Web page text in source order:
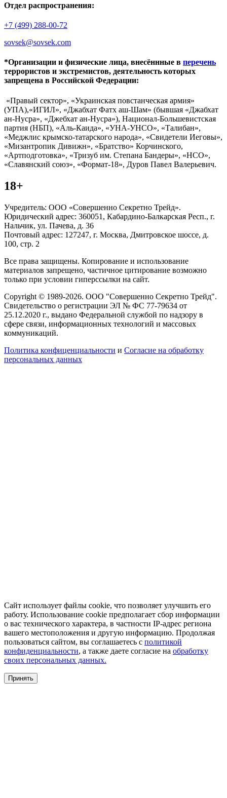
Отдел распространения:
+7 (499) 288-00-72
sovsek@sovsek.com
*Организации и физические лица, внесённные в перечень
террористов и экстремистов, деятельность которых
запрещена в Российской Федерации:
«Правый сектор», «Украинская повстанческая армия»
(УПА),«ИГИЛ», «Джабхат Фатх аш-Шам» (бывшая «Джабхат
ан-Нусра», «Джебхат ан-Нусра»), Национал-Большевистская
партия (НБП), «Аль-Каида», «УНА-УНСО», «Талибан»,
«Меджлис крымско-татарского народа», «Свидетели Иеговы»,
«Мизантропик Дивижн», «Братство» Корчинского,
«Артподготовка», «Тризуб им. Степана Бандеры», «НСО»,
«Славянский союз», «Формат-18», Дуров Павел Валерьевич.
18+
Учредитель: ООО «Совершенно Секретно Трейд».
Юридический адрес: 360051, Кабардино-Балкарская Респ., г.
Нальчик, ул. Пачева, д. 36
Почтовый адрес: 127247, г. Москва, Дмитровское шоссе, д.
100, стр. 2
Все права защищены. Копирование и использование
материалов запрещено, частичное цитирование возможно
только при условии гиперссылки на сайт.
Copyright © 1989-2026. ООО "Совершенно Секретно Трейд".
Свидетельство о регистрации ЭЛ № ФС 77-79634 от
25.12.2020 г., выдано Федеральной службой по надзору в
сфере связи, информационных технологий и массовых
коммуникаций.
Политика конфиценциальности и Согласие на обработку
персональных данных
Сайт использует файлы cookie, что позволяет улучшить его
работу. Использование cookie предполагает сбор информации
о вас технического характера, в частности IP-адрес региона
вашего местоположения и другую информацию. Продолжая
пользоваться сайтом, вы соглашаетесь с политикой
конфиденциальности, а также даете согласие на обработку
своих персональных данных.
Принять